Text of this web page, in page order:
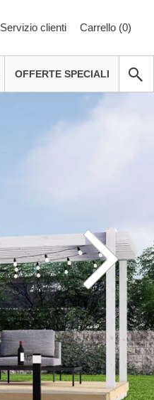
Servizio clienti Carrello (0)
OFFERTE SPECIALI